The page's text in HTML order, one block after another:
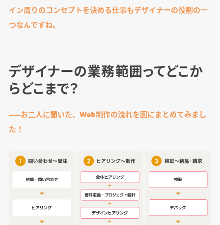
イン周りのコンセプトを決める仕事もデザイナーの役割の一
つなんですね。
デザイナーの業務範囲ってどこか
らどこまで？
――お二人に聞いた、Web制作の流れを図にまとめてみまし
た！